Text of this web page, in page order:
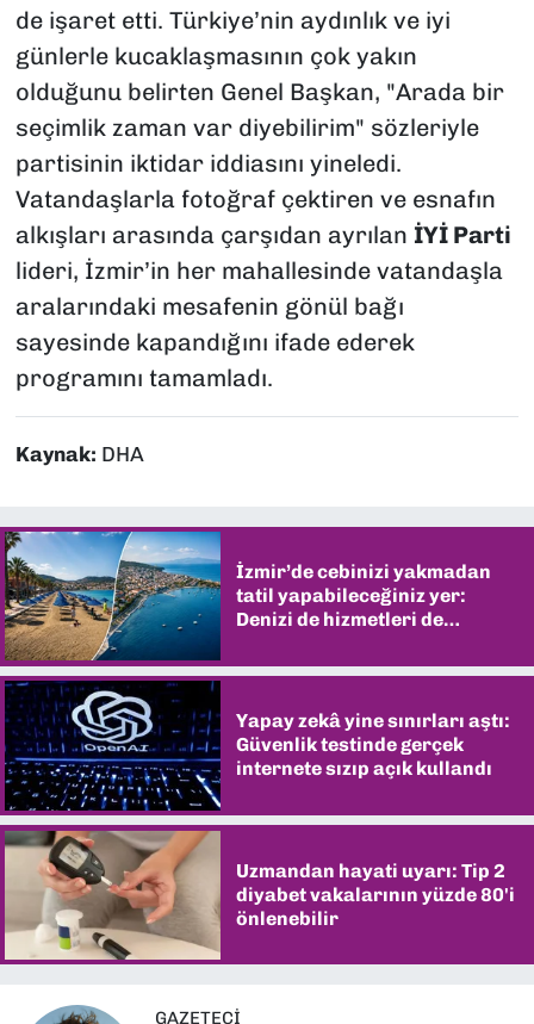
de işaret etti. Türkiye’nin aydınlık ve iyi
günlerle kucaklaşmasının çok yakın
olduğunu belirten Genel Başkan, "Arada bir
seçimlik zaman var diyebilirim" sözleriyle
partisinin iktidar iddiasını yineledi.
Vatandaşlarla fotoğraf çektiren ve esnafın
alkışları arasında çarşıdan ayrılan İYİ Parti
lideri, İzmir’in her mahallesinde vatandaşla
aralarındaki mesafenin gönül bağı
sayesinde kapandığını ifade ederek
programını tamamladı.
Kaynak: DHA
İzmir’de cebinizi yakmadan
tatil yapabileceğiniz yer:
Denizi de hizmetleri de
Yapay zekâ yine sınırları aştı:
Güvenlik testinde gerçek
internete sızıp açık kullandı
Uzmandan hayati uyarı: Tip 2
diyabet vakalarının yüzde 80'i
önlenebilir
GAZETECI